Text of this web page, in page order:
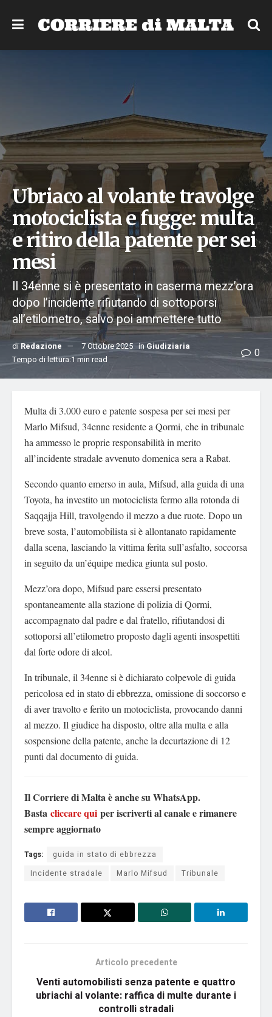
Ubriaco al volante travolge
motociclista e fugge: multa
e ritiro della patente per sei
mesi
Il 34enne si è presentato in caserma mezz’ora
dopo l’incidente rifiutando di sottoporsi
all’etilometro, salvo poi ammettere tutto
diRedazione 7 Ottobre 2025 in Giudiziaria
Tempo di lettura:1 min read
0
Multa di 3.000 euro e patente sospesa per sei mesi per
Marlo Mifsud, 34enne residente a Qormi, che in tribunale
ha ammesso le proprie responsabilità in merito
all’incidente stradale avvenuto domenica sera a Rabat.
Secondo quanto emerso in aula, Mifsud, alla guida di una
Toyota, ha investito un motociclista fermo alla rotonda di
Saqqajja Hill, travolgendo il mezzo a due ruote. Dopo un
breve sosta, l’automobilista si è allontanato rapidamente
dalla scena, lasciando la vittima ferita sull’asfalto, soccorsa
in seguito da un’équipe medica giunta sul posto.
Mezz’ora dopo, Mifsud pare essersi presentato
spontaneamente alla stazione di polizia di Qormi,
accompagnato dal padre e dal fratello, rifiutandosi di
sottoporsi all’etilometro proposto dagli agenti insospettiti
dal forte odore di alcol.
In tribunale, il 34enne si è dichiarato colpevole di guida
pericolosa ed in stato di ebbrezza, omissione di soccorso e
di aver travolto e ferito un motociclista, provocando danni
al mezzo. Il giudice ha disposto, oltre alla multa e alla
sospensione della patente, anche la decurtazione di 12
punti dal documento di guida.
Il Corriere di Malta è anche su WhatsApp.
Basta cliccare qui per iscriverti al canale e rimanere
sempre aggiornato
Tags:
guida in stato di ebbrezza
Incidente stradale
Marlo Mifsud Tribunale
Articolo precedente
Venti automobilisti senza patente e quattro
ubriachi al volante: raffica di multe durante i
controlli stradali